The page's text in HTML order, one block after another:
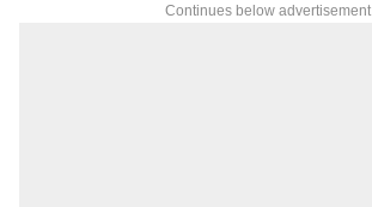
Continues below advertisement